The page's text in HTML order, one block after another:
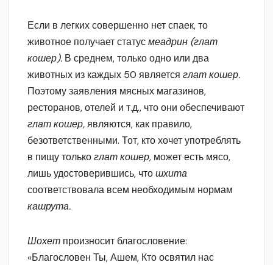
Если в легких совершенно нет спаек, то
животное получает статусмеадрин (глат
кошер). В среднем, только одно или два
животных из каждых 50 является глат кошер.
Поэтому заявления мясных магазинов,
ресторанов, отелей и т.д., что они обеспечивают
глат кошер,являются, как правило,
безответственными. Тот, кто хочет употреблять
в пищу толькоглат кошер, может есть мясо,
лишь удостоверившись, чтошхита
соответствовала всем необходимым нормам
кашрута.
Шохет произносит благословение:
«Благословен Ты, Ашем, Кто освятил нас